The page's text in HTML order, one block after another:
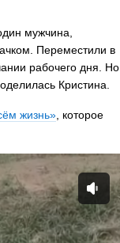
мужчина,
Переместили в
рабочего дня. Но
Кристина.
жизнь» , которое